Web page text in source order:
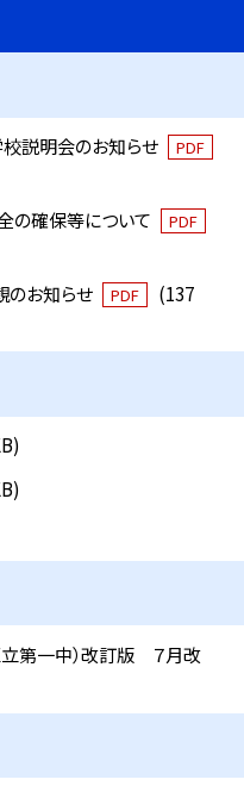
校説明会のお知らせ PDF
の確保等について
PDF
のお知らせ
PDF
(137
立第一中）改訂版 ７月改